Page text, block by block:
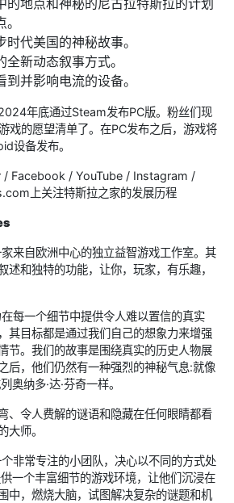
的地点和神秘的尼古拉特斯拉的计划
代美国的神秘故事。
新动态叙事方式。
并影响电流的设备。
年底通过Steam发布PC版。粉丝们现
戏的愿望清单了。在PC发布之后，游戏将
设备发布。
/ Facebook / YouTube / Instagram /
上关注特斯拉之家的发展历程
来自欧洲中心的独立益智游戏工作室。其
述和独特的功能，让你，玩家，有乐趣，
每一个细节中提供令人难以置信的真实
其目标都是通过我们自己的想象力来增强
节。我们的故事是围绕真实的历史人物展
后，他们仍然有一种强烈的神秘气息:就像
奥纳多·达·芬奇一样。
、令人费解的谜语和隐藏在任何眼睛都看
大师。
非常专注的小团队，决心以不同的方式处
一个丰富细节的游戏环境，让他们沉浸在
中，燃烧大脑，试图解决复杂的谜题和机